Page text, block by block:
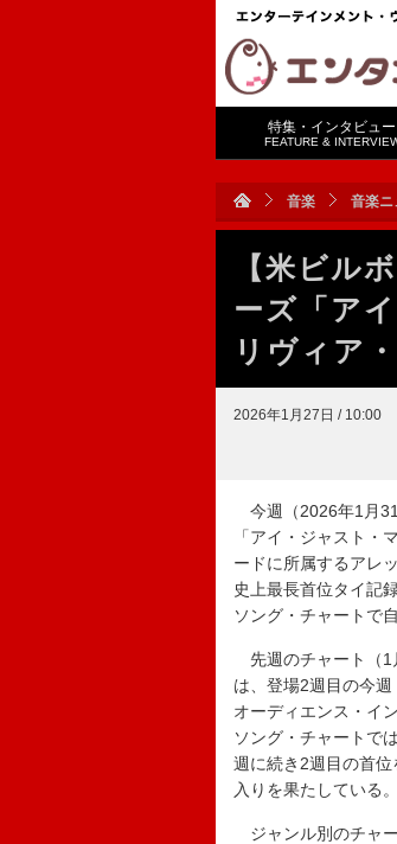
特集・インタビュー
FEATURE &
音楽 音楽ニ
【米ビル
ーズ「ア
リヴィア
2026年1月27日 / 10:00
今週（2026年1月
「アイ・ジャスト・
ードに所属するアレ
史上最長首位タイ記
ソング・チャートで
先週のチャート（1
は、登場2週目の今
オーディエンス・イ
ソング・チャートで
週に続き2週目の首
入りを果たしている。
ジャンル別のチャ